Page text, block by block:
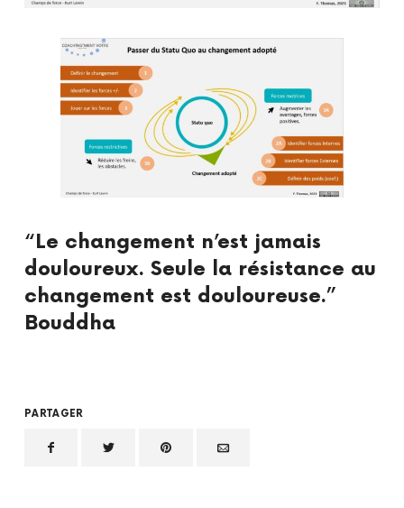
“Le changement n’est jamais
douloureux. Seule la résistance au
changement est douloureuse.”
Bouddha
PARTAGER